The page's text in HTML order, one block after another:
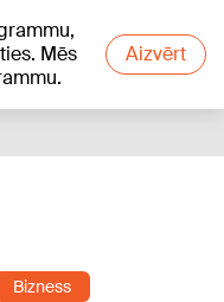
Mēs
Aizvērt
Bizness